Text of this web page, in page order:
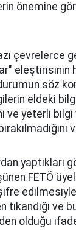
önemine
çevrelerce
eleştirisinin
söz
eldeki
ve yeterli
yaptıkları
FETÖ
tıkandığı ve
olduğu